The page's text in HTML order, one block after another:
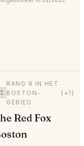
RANG 9 IN HET
BOSTON-
GEBIED
(+1)
Red Fox